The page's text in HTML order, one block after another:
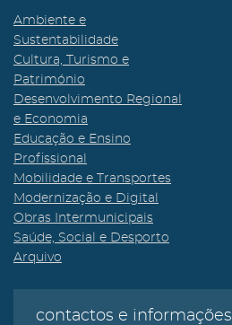
Ambiente e
Sustentabilidade
Cultura, Turismo e
Património
Desenvolvimento Regional
e Economia
Educação e Ensino
Profissional
Mobilidade e Transportes
Modernização e Digital
Obras Intermunicipais
Saúde, Social e Desporto
Arquivo
contactos e informações